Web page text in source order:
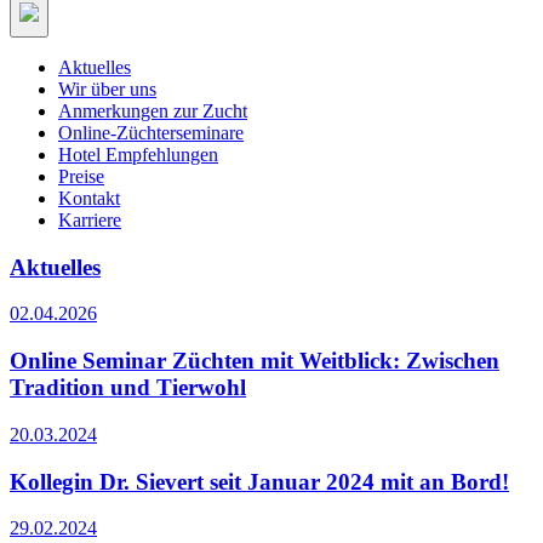
Aktuelles
Wir über uns
Anmerkungen zur Zucht
Online-Züchterseminare
Hotel Empfehlungen
Preise
Kontakt
Karriere
Aktuelles
02.04.2026
Online Seminar Züchten mit Weitblick: Zwischen
Tradition und Tierwohl
20.03.2024
Kollegin Dr. Sievert seit Januar 2024 mit an Bord!
29.02.2024